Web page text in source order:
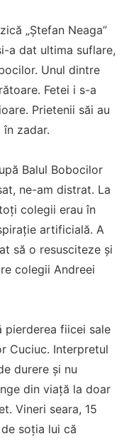
„Ștefan Neaga”
a dat ultima suflare,
Unul dintre
Fetei i s-a
Prietenii săi au
zadar.
Balul Bobocilor
ne-am distrat. La
colegii erau în
artificială. A
să o resusciteze și
colegii Andreei
pierderea fiicei sale
Cuciuc. Interpretul
durere și nu
din viață la doar
Vineri seara, 15
soția lui că